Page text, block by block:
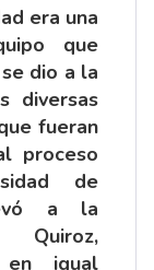
era una
que
dio a la
diversas
fueran
proceso
de
a la
Quiroz,
igual